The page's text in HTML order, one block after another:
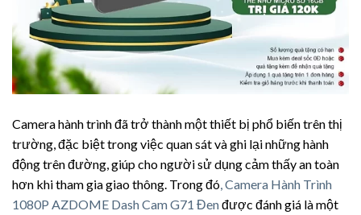
Camera hành trình đã trở thành một thiết bị phổ biến trên thị
trường, đặc biệt trong việc quan sát và ghi lại những hành
động trên đường, giúp cho người sử dụng cảm thấy an toàn
hơn khi tham gia giao thông. Trong đó , Camera Hành Trình
1080P AZDOME Dash Cam G71 Đenđược đánh giá là một